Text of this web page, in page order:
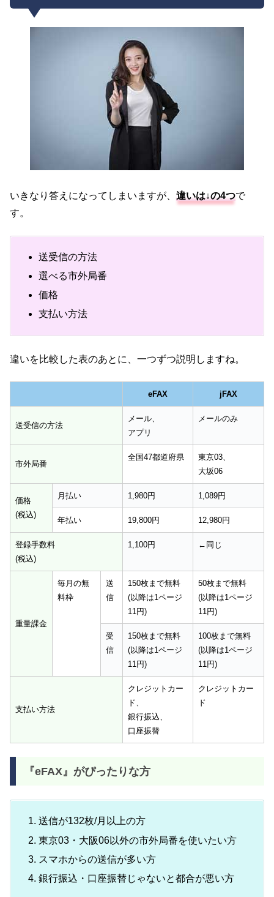
いきなり答えになってしまいますが、 違いは↓の4つで
す。
送受信の方法
選べる市外局番
価格
支払い方法
違いを比較した表のあとに、一つずつ説明しますね。
eFAX jFAX
送受信の方法
メール、
アプリ
メールのみ
市外局番
全国47都道府県
東京03、
大坂06
価格
(税込)
月払い 1,980円 1,089円
年払い 19,800円 12,980円
登録手数料
(税込)
1,100円 ←同じ
重量課金
毎月の無
料枠
送
信
150枚まで無料
(以降は1ページ
11円)
50枚まで無料
(以降は1ページ
11円)
受
信
150枚まで無料
(以降は1ページ
11円)
100枚まで無料
(以降は1ページ
11円)
支払い方法
クレジットカー
ド、
銀行振込、
口座振替
クレジットカー
ド
『eFAX』がぴったりな方
送信が132枚/月以上の方
東京03・大阪06以外の市外局番を使いたい方
スマホからの送信が多い方
銀行振込・口座振替じゃないと都合が悪い方